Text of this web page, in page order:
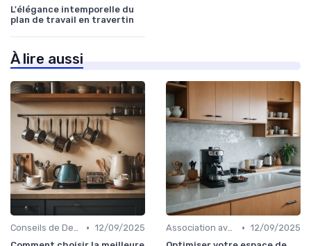
L'élégance intemporelle du
plan de travail en travertin
À lire aussi
Conseils de Design • 12/09/2025
Association avec les Armoires de Cuisine • 12/09/2025